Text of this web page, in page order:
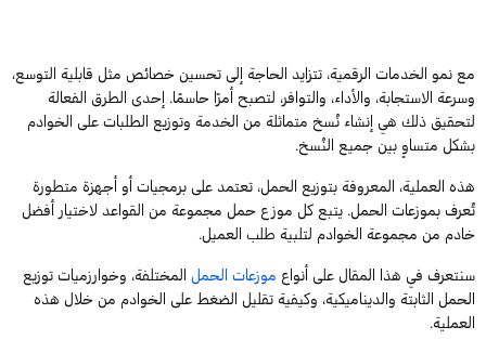
مع نمو الخدمات الرقمية، تتزايد الحاجة إلى تحسين خصائص مثل قابلية التوسع،
وسرعة الاستجابة، والأداء، والتوافر، لتصبح أمرًا حاسمًا. إحدى الطرق الفعالة
لتحقيق ذلك هي إنشاء نُسخ متماثلة من الخدمة وتوزيع الطلبات على الخوادم
بشكل متساوٍ بين جميع النُسخ.
هذه العملية، المعروفة بتوزيع الحمل، تعتمد على برمجيات أو أجهزة متطورة
تُعرف بموزعات الحمل. يتبع كل موزع حمل مجموعة من القواعد لاختيار أفضل
خادم من مجموعة الخوادم لتلبية طلب العميل.
سنتعرف في هذا المقال على أنواع موزعات الحملالمختلفة، وخوارزميات توزيع
الحمل الثابتة والديناميكية، وكيفية تقليل الضغط على الخوادم من خلال هذه
العملية.